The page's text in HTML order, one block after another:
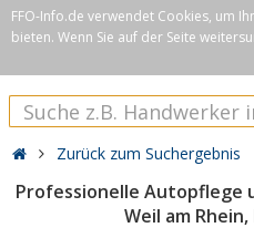
FFO-Info.de verwendet Cookies, um
bieten. Wenn Sie auf der Seite
Zurück zum Suchergebnis
Professionelle Autopflege
Weil am